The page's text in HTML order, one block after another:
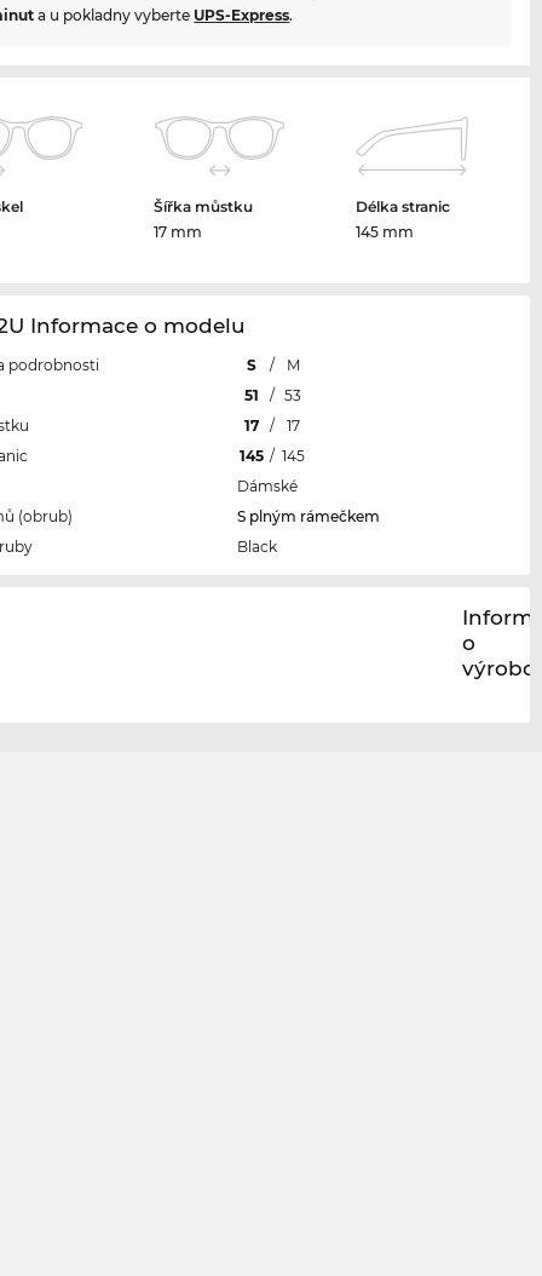
a u pokladny vyberte UPS-Express.
Šířka můstku
17 mm
Délka stranic
145 mm
Informace o modelu
podrobnosti S /
M
51 / 53
17 /
17
145 / 145
Dámské
(obrub)
S plným rámečkem
Black
o
výrobci